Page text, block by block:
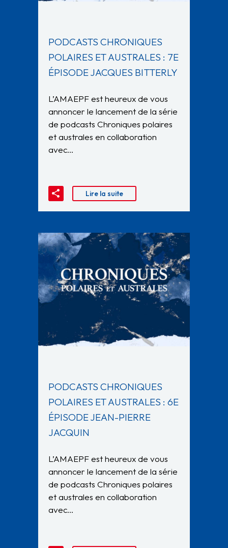
PODCASTS CHRONIQUES
POLAIRES ET AUSTRALES : 7E
ÉPISODE JACQUES BITTERLY
L’AMAEPF est heureux de vous
annoncer le lancement de la série
de podcasts Chroniques polaires
et australes en collaboration
avec…
Lire la suite
PODCASTS CHRONIQUES
POLAIRES ET AUSTRALES : 6E
ÉPISODE JEAN-PIERRE
JACQUIN
L’AMAEPF est heureux de vous
annoncer le lancement de la série
de podcasts Chroniques polaires
et australes en collaboration
avec…